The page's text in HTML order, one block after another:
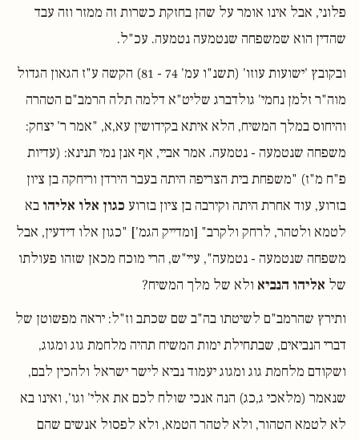
פלוני, אבל אינו אומר על שהן בחזקת כשרות זה ממזר וזה עבד
שהדין הוא שמשפחה שנטמעה נטמעה. עכ"ל.
ובקובץ 'ישועות עוזו' (תשנ"ו עמ' 74 - 81) הקשה ע"ז הגאון הגדול
מוה"ר זלמן נחמי' גולדברג שליט"א דלמה תלה הרמב"ם הטהרה
והיחוס במלך המשיח, הלא איתא בקידושין עא,א, "אמר ר' יצחק:
משפחה שנטמעה - נטמעה. אמר אביי, אף אנן נמי תנינא: (עדיות
פ"ח מ"ז) "משפחת בית הצריפה היתה בעבר הירדן וריחקה בן ציון
בזרוע, עוד אחרת היתה וקירבה בן ציון בזרוע כגון אלו אליהו בא
לטמא ולטהר, לרחק ולקרב" [ומדייק הגמ'] "כגון אלו דידעין, אבל
משפחה שנטמעה - נטמעה", עיי"ש, הרי מוכח מכאן שזהו פעולתו
של אליהו הנביא ולא של מלך המשיח?
ותירץ שהרמב"ם לשיטתו בה"ב שם שכתב וז"ל: יראה מפשוטן של
דברי הנביאים, שבתחילת ימות המשיח תהיה מלחמת גוג ומגוג,
ושקודם מלחמת גוג ומגוג יעמוד נביא לישר ישראל ולהכין לבם,
שנאמר (מלאכי ג,כג) הנה אנכי שולח לכם את אלי' וגו', ואינו בא
לא לטמא הטהור, ולא לטהר הטמא, ולא לפסול אנשים שהם